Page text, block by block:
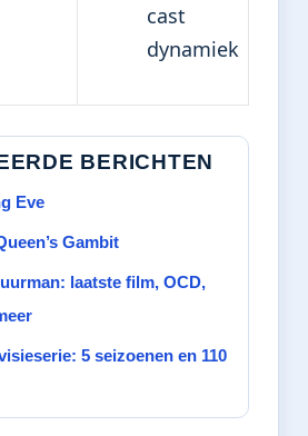
cast
dynamiek
BERICHTEN
Eve
Gambit
laatste film, OCD,
5 seizoenen en 110